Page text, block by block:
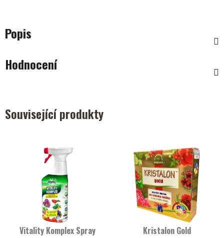
Popis
Hodnocení
Související produkty
Vitality Komplex Spray Kristalon Gold